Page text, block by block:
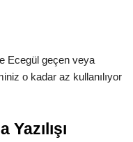
Ecegül geçen veya
o kadar az kullanılıyor